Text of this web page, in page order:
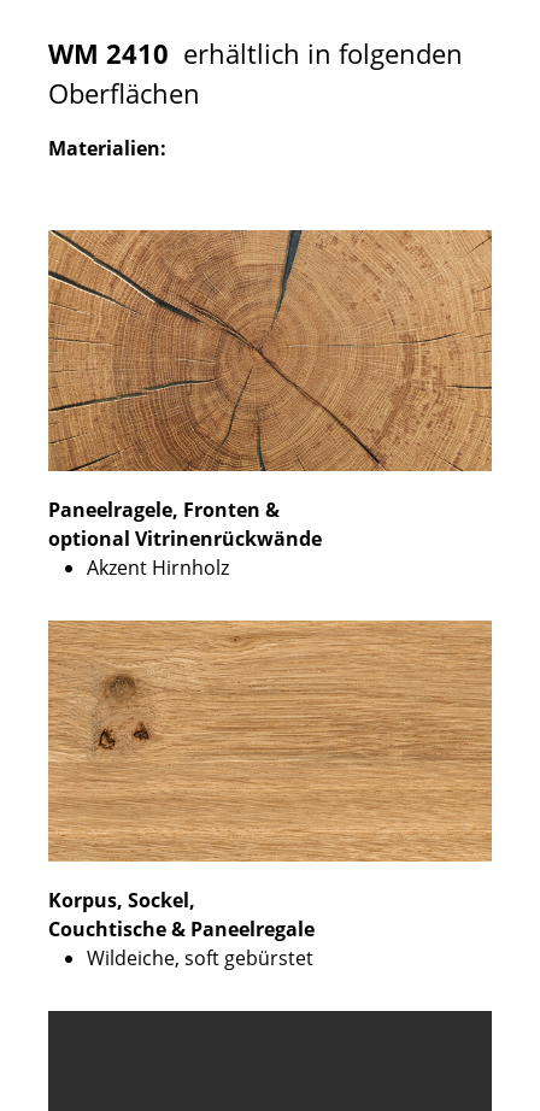
WM 2410 erhältlich in folgenden
Oberflächen
Materialien:
Paneelragele, Fronten &
optional Vitrinenrückwände
Akzent Hirnholz
Korpus, Sockel,
Couchtische & Paneelregale
Wildeiche, soft gebürstet